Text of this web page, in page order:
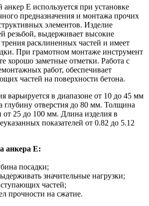
Е используется при установке
предназначения и монтажа прочих
элементов. Изделие
резьбой, выдерживает высокие
трения расклиненных частей и имеет
При грамотном монтаже инструмент
хорошо заметные отметки. Работа с
работ, обеспечивает
частей на поверхности бетона.
варьируется в диапазоне от 10 до 45 мм
глубину отверстия до 80 мм. Толщина
от 25 до 100 мм. Длина изделия в
показателей от 0.82 до 5.12
анкера Е:
посадки;
значительные нагрузки;
частей;
прочности на сжатие.